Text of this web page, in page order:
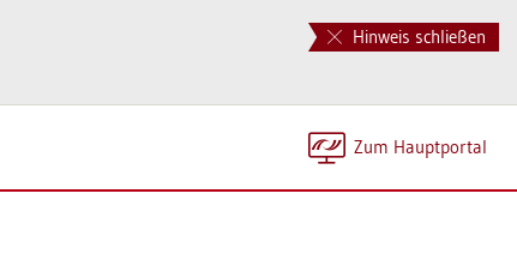
Hinweis schließen
Zum Haupt­por­tal